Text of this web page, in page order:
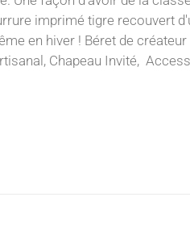
imprimé tigre recouvert
en hiver ! Béret de
Chapeau Invité,